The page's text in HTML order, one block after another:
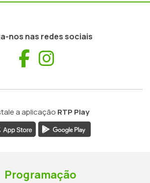
nos nas redes sociais
Facebook
a aplicação RTP Play
Programação